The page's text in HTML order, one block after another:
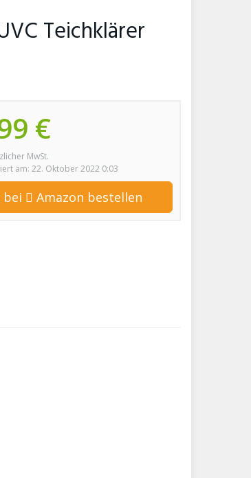
Teichklärer
€
MwSt.
am: 22. Oktober 2022 0:03
bei Amazon bestellen